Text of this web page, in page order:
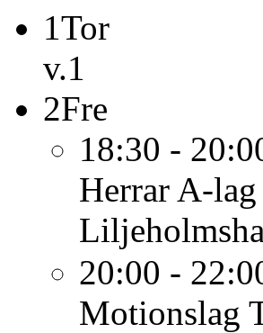
1Tor
v.1
2Fre
18:30 -
Herrar A-lag
20:00 -
Motionslag